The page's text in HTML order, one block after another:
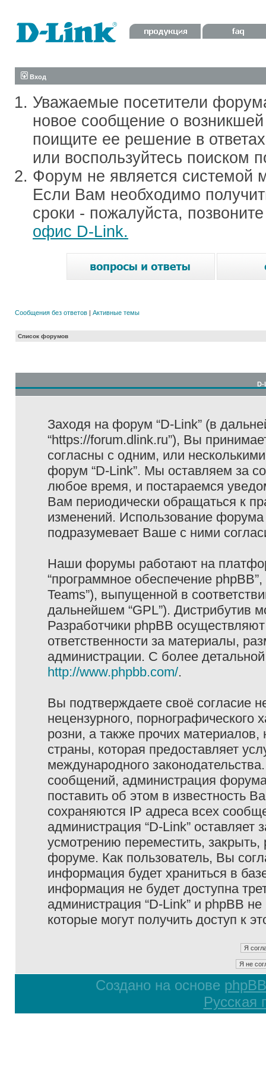
Вход
Уважаемые посетители
новое сообщение о
поищите ее решение в
или воспользуйтесь поиском
Форум не является системой
Если Вам необходимо
сроки - пожалуйста,
офис D-Link.
Сообщения без ответов | Активные темы
Список форумов
D-
Заходя на форум “D-Link” (в
“https://forum.dlink.ru”), Вы
согласны с одним, или
форум “D-Link”. Мы оставляем за
любое время, и постараемся
Вам периодически обращаться к
изменений. Использование
подразумевает Ваше с ними
Наши форумы работают на
“программное обеспечение
Teams”), выпущенной в
дальнейшем “GPL”). Дистрибутив
Разработчики phpBB
ответственности за материалы,
администрации. С более
http://www.phpbb.com/.
Вы подтверждаете своё согласие
нецензурного, порнографического
розни, а также прочих
страны, которая предоставляет
международного
сообщений, администрация
поставить об этом в известность
сохраняются IP адреса всех
администрация “D-Link”
усмотрению переместить,
форуме. Как пользователь, Вы
информация будет храниться в
информация не будет доступна
администрация “D-Link” и phpBB
которые могут получить доступ к
Создано на основе phpBB
Русская